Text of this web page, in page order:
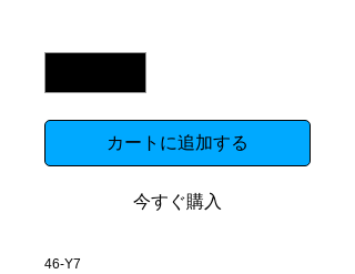
カートに追加する
今すぐ購入
46-Y7